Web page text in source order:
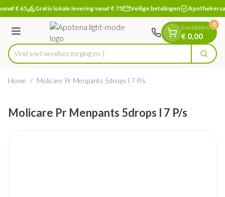
Ga naar de inhoud
1 van 1
€ 65 Gratis lokale levering vanaf € 75 Veilige betalingen
Menu
Product, merk, categorie...
Vind snel wondverzo Zoek
0 artikelen
€ 0,00
0
Home / Molicare Pr Menpants 5drops l 7 P/s
Molicare Pr Menpants 5drops l 7 P/s